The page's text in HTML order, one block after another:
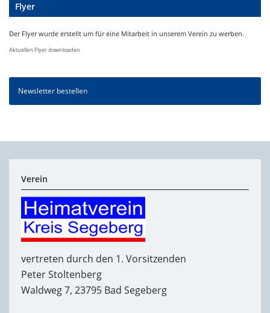
Flyer
Der Flyer wurde erstellt um für eine Mitarbeit in unserem Verein zu werben.
Aktuellen Flyer downloaden
Newsletter bestellen
Verein
vertreten durch den 1. Vorsitzenden
Peter Stoltenberg
Waldweg 7, 23795 Bad Segeberg